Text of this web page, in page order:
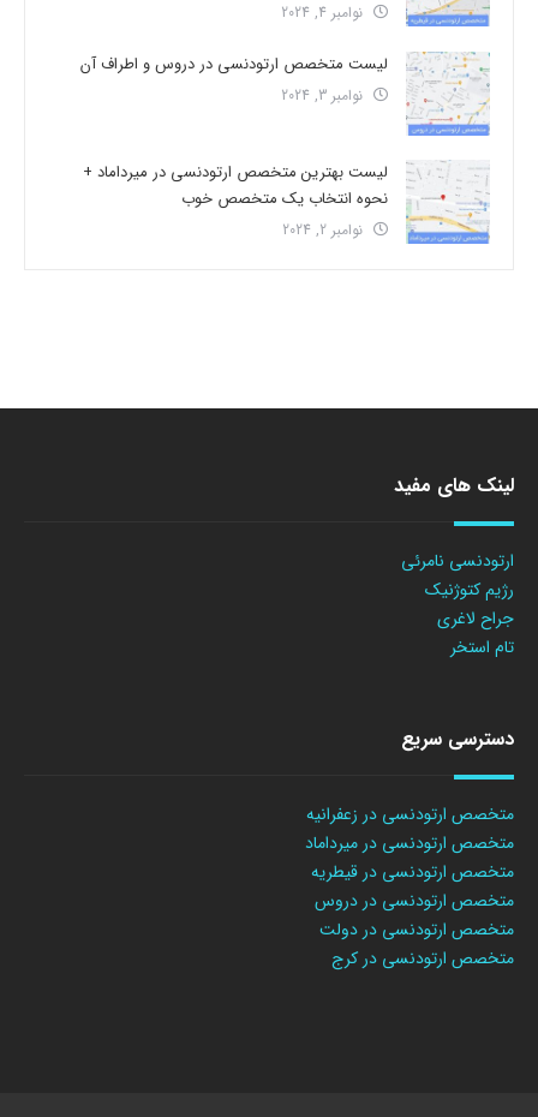
نوامبر 4, 2024
لیست متخصص ارتودنسی در دروس و اطراف آن
نوامبر 3, 2024
لیست بهترین متخصص ارتودنسی در میرداماد +
نحوه انتخاب یک متخصص خوب
نوامبر 2, 2024
لینک های مفید
ارتودنسی نامرئی
رژیم کتوژنیک
جراح لاغری
تام استخر
دسترسی سریع
متخصص ارتودنسی در زعفرانیه
متخصص ارتودنسی در میرداماد
متخصص ارتودنسی در قیطریه
متخصص ارتودنسی در دروس
متخصص ارتودنسی در دولت
متخصص ارتودنسی در کرج